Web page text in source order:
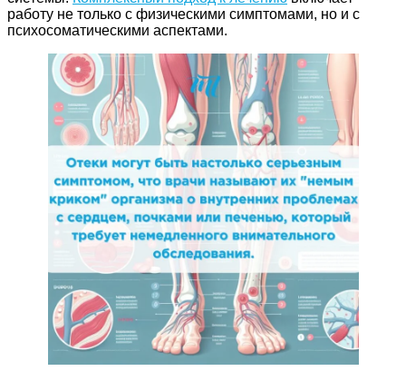
работу не только с физическими симптомами, но и с
психосоматическими аспектами.